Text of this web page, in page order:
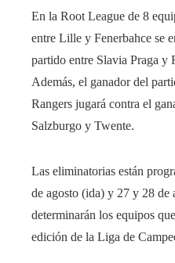
En la Root League de 8
entre Lille y Fenerbahce se
partido entre Slavia Praga
Además, el ganador del
Rangers jugará contra el
Salzburgo y Twente.
Las eliminatorias están
de agosto (ida) y 27 y 28 de
determinarán los equipos
edición de la Liga de